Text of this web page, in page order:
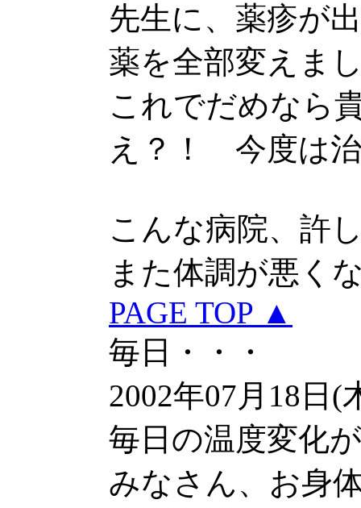
先生に、薬疹が
薬を全部変えま
これでだめなら
え？！ 今度は
こんな病院、許
また体調が悪く
PAGE TOP ▲
毎日・・・
2002年07月18日(
毎日の温度変化
みなさん、お身